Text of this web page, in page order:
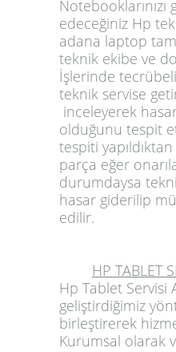
edeceğiniz Hp
adana laptop
teknik ekibe ve
İşlerinde
teknik servise
inceleyerek
olduğunu tespit
tespiti
parça eğer
durumdaysa
hasar giderilip
edilir.
HP TABLET
Hp Tablet Servisi
geliştirdiğimiz
birleştirerek
Kurumsal olarak